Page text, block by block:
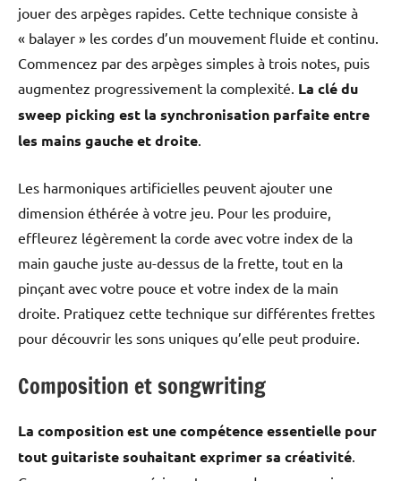
jouer des arpèges rapides. Cette technique consiste à
« balayer » les cordes d’un mouvement fluide et continu.
Commencez par des arpèges simples à trois notes, puis
augmentez progressivement la complexité. La clé du
sweep picking est la synchronisation parfaite entre
les mains gauche et droite
Les harmoniques artificielles peuvent ajouter une
dimension éthérée à votre jeu. Pour les produire,
effleurez légèrement la corde avec votre index de la
main gauche juste au-dessus de la frette, tout en la
pinçant avec votre pouce et votre index de la main
droite. Pratiquez cette technique sur différentes frettes
pour découvrir les sons uniques qu’elle peut produire.
Composition et songwriting
La composition est une compétence essentielle pour
tout guitariste souhaitant exprimer sa créativité